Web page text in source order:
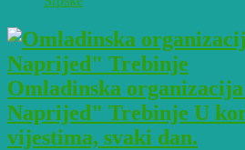
Omladinska
Naprijed" Trebinje U
vijestima, svaki dan.